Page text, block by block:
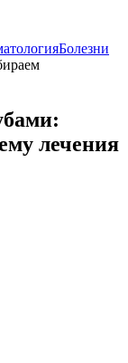
Болезни
лечения